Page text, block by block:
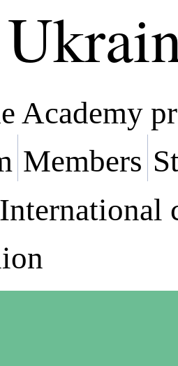
Academy
Members
International